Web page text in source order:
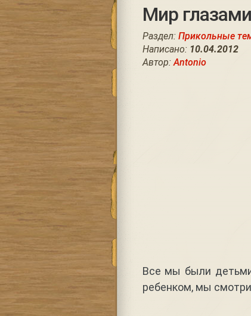
Мир
Раздел: Прикольные
Написано: 10.04.2012
Автор:Antonio
Все мы были
ребенком, мы